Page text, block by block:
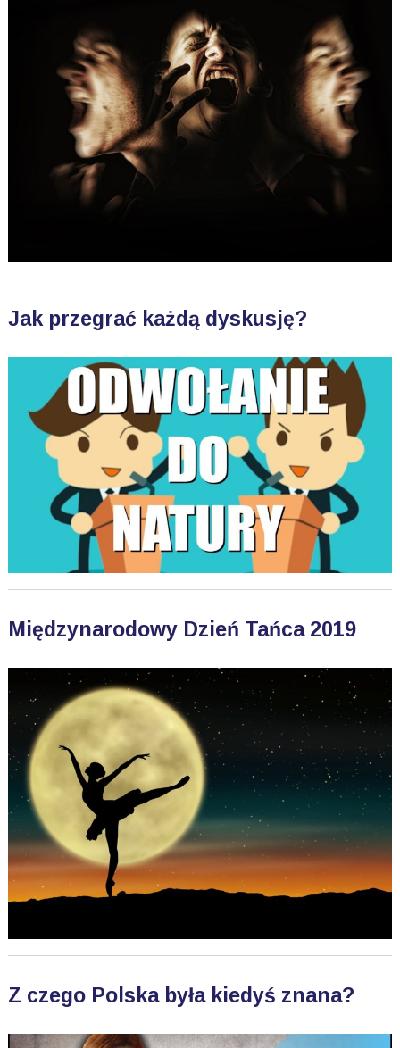
Jak przegrać każdą dyskusję?
Międzynarodowy Dzień Tańca 2019
Z czego Polska była kiedyś znana?